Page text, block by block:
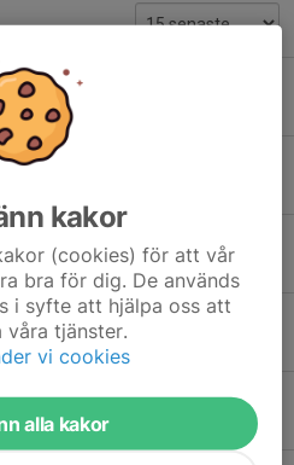
26
ungdom
för D1
kakor
(cookies) för att vår
bra för dig. De används
i syfte att hjälpa oss att
tjänster.
vi cookies
alla kakor